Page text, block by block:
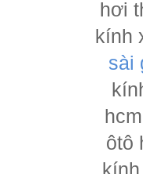
hơi
kính
sài
ôtô